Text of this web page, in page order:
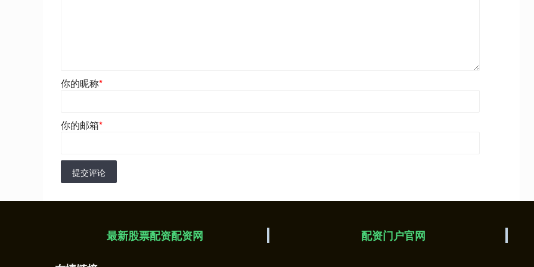
你的昵称*
你的邮箱*
提交评论
最新股票配资配资网 配资门户官网